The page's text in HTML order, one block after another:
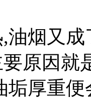
油烟又
原因就
垢厚重